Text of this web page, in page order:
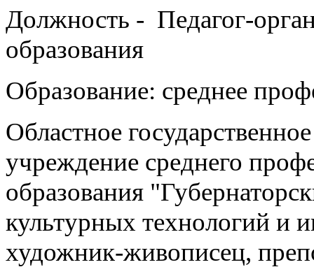
Должность - Педагог-
образования
Образование: среднее
Областное
учреждение среднего
образования
культурных технологий и
художник-живописец,